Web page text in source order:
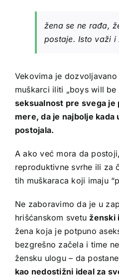
žena se ne rađa,
postaje. Isto važi i
Vekovima je
muškarci iliti „boys will be
seksualnost pre svega je
mere, da je najbolje kada
postojala.
A ako već mora da
reproduktivne svrhe ili za
tih muškaraca koji imaju
Ne zaboravimo da je u
hrišćanskom svetu ženski
žena koja je potpuno
bezgrešno začela i time
žensku ulogu – da
kao nedostižni ideal za